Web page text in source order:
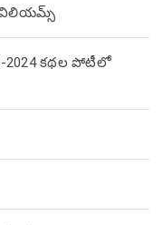
విలియమ్స్
2024 కథల పోటీలో